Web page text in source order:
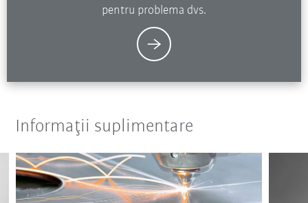
pentru problema dvs.
Informaţii suplimentare